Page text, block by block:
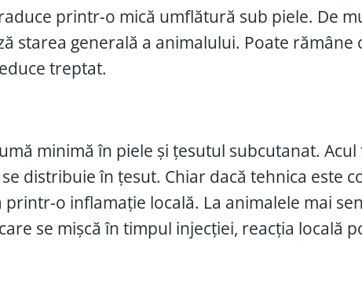
printr-o mică umflătură sub piele. De
starea generală a animalului. Poate rămâne
treptat.
minimă în piele și țesutul subcutanat. Acul
distribuie în țesut. Chiar dacă tehnica este
o inflamație locală. La animalele mai
se mișcă în timpul injecției, reacția locală